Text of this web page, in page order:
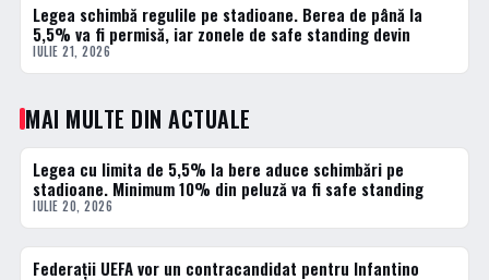
3 · TOP
Legea schimbă regulile pe stadioane. Berea de până la
5,5% va fi permisă, iar zonele de safe standing devin
IULIE 21, 2026
MAI MULTE DIN ACTUALE
ACTUALE
Legea cu limita de 5,5% la bere aduce schimbări pe
stadioane. Minimum 10% din peluză va fi safe standing
IULIE 20, 2026
ACTUALE
Federații UEFA vor un contracandidat pentru Infantino